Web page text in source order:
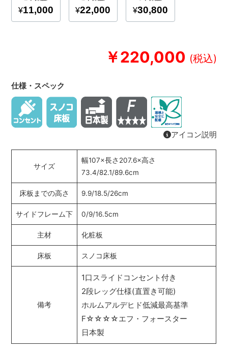
￥220,000
仕様・スペック
アイコン説明
サイズ
幅107×長さ207.6×高さ
73.4/82.1/89.6cm
床板までの高さ 9.9/18.5/26cm
サイドフレーム下 0/9/16.5cm
主材 化粧板
床板 スノコ床板
備考
1口スライドコンセント付き
2段レッグ仕様(直置き可能)
ホルムアルデヒド低減最高基準
F☆☆☆☆エフ・フォースター
日本製